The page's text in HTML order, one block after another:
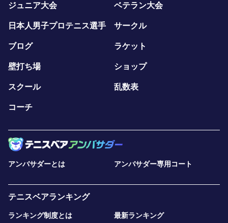
ジュニア大会 ベテラン大会
日本人男子プロテニス選手 サークル
ブログ ラケット
壁打ち場 ショップ
スクール 乱数表
コーチ
アンバサダーとは アンバサダー専用コート
テニスベアランキング
ランキング制度とは 最新ランキング